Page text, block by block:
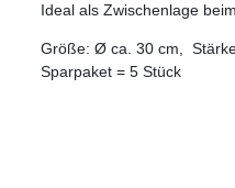
Ideal als Zwischenlage
Größe: Ø ca. 30 cm,
Sparpaket = 5 Stück